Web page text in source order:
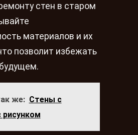
стен в старом
материалов и их
позволит избежать
же: Стены с
рисунком